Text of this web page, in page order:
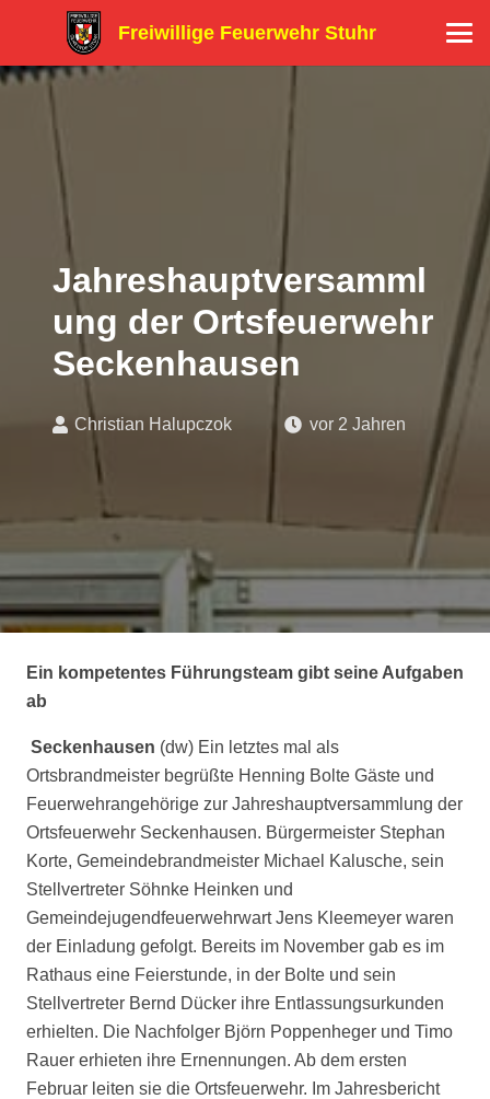
Freiwillige Feuerwehr Stuhr
Jahreshauptversamml
ung der Ortsfeuerwehr
Seckenhausen
Christian Halupczok vor 2 Jahren
Ein kompetentes Führungsteam gibt seine Aufgaben
ab
Seckenhausen (dw) Ein letztes mal als
Ortsbrandmeister begrüßte Henning Bolte Gäste und
Feuerwehrangehörige zur Jahreshauptversammlung der
Ortsfeuerwehr Seckenhausen. Bürgermeister Stephan
Korte, Gemeindebrandmeister Michael Kalusche, sein
Stellvertreter Söhnke Heinken und
Gemeindejugendfeuerwehrwart Jens Kleemeyer waren
der Einladung gefolgt. Bereits im November gab es im
Rathaus eine Feierstunde, in der Bolte und sein
Stellvertreter Bernd Dücker ihre Entlassungsurkunden
erhielten. Die Nachfolger Björn Poppenheger und Timo
Rauer erhieten ihre Ernennungen. Ab dem ersten
Februar leiten sie die Ortsfeuerwehr. Im Jahresbericht